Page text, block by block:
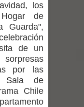
hace que
a
contra
los
de
Guarda",
de un
por las
Sala de
Chile